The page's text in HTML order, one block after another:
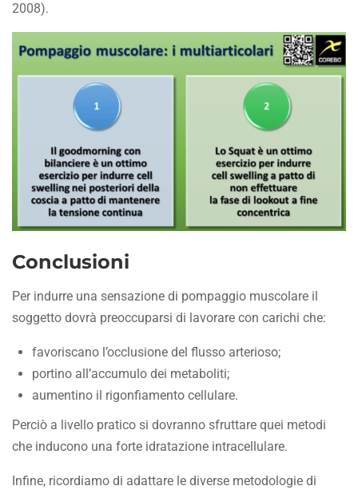
2008).
Conclusioni
Per indurre una sensazione di pompaggio muscolare il
soggetto dovrà preoccuparsi di lavorare con carichi che:
favoriscano l’occlusione del flusso arterioso;
portino all’accumulo dei metaboliti;
aumentino il rigonfiamento cellulare.
Perciò a livello pratico si dovranno sfruttare quei metodi
che inducono una forte idratazione intracellulare.
Infine, ricordiamo di adattare le diverse metodologie di